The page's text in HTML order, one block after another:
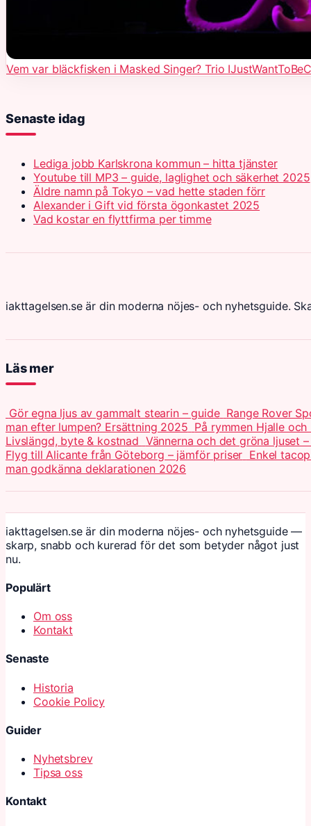
Vem var bläckfisken i Masked Singer? Trio
Senaste idag
Lediga jobb Karlskrona kommun – hitta tjänster
Youtube till MP3 – guide, laglighet och säkerhet 2025
Äldre namn på Tokyo – vad hette staden förr
Alexander i Gift vid första ögonkastet 2025
Vad kostar en flyttfirma per timme
iakttagelsen.se är din moderna nöjes- och nyhetsguide.
Läs mer
Gör egna ljus av gammalt stearin – guide Range Rover
man efter lumpen? Ersättning 2025 På rymmen Hjalle
Livslängd, byte & kostnad Vännerna och det gröna ljuset
Flyg till Alicante från Göteborg – jämför priser Enkel
man godkänna deklarationen 2026
iakttagelsen.se är din moderna nöjes- och nyhetsguide —
skarp, snabb och kurerad för det som betyder något just
nu.
Populärt
Om oss
Kontakt
Senaste
Historia
Cookie Policy
Guider
Nyhetsbrev
Tipsa oss
Kontakt